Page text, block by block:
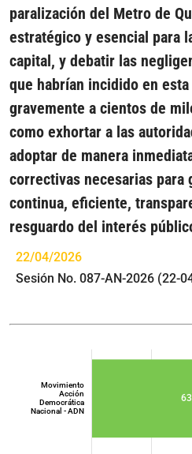
paralización del Metro de
estratégico y esencial para
capital, y debatir las
que habrían incidido en
gravemente a cientos de
como exhortar a las
adoptar de manera
correctivas necesarias para
continua, eficiente,
resguardo del interés
22/04/2026
Sesión No. 087-AN-2026 (22-
63
Movimiento
Acción
Democrática
Nacional - ADN